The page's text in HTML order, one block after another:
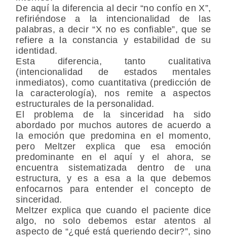
De aquí la diferencia al decir “no confío en X”,
refiriéndose a la intencionalidad de las
palabras, a decir “X no es confiable”, que se
refiere a la constancia y estabilidad de su
identidad.
Esta diferencia, tanto cualitativa
(intencionalidad de estados mentales
inmediatos), como cuantitativa (predicción de
la caracterología), nos remite a aspectos
estructurales de la personalidad.
El problema de la sinceridad ha sido
abordado por muchos autores de acuerdo a
la emoción que predomina en el momento,
pero Meltzer explica que esa emoción
predominante en el aquí y el ahora, se
encuentra sistematizada dentro de una
estructura, y es a esa a la que debemos
enfocarnos para entender el concepto de
sinceridad.
Meltzer explica que cuando el paciente dice
algo, no solo debemos estar atentos al
aspecto de “¿qué está queriendo decir?”, sino